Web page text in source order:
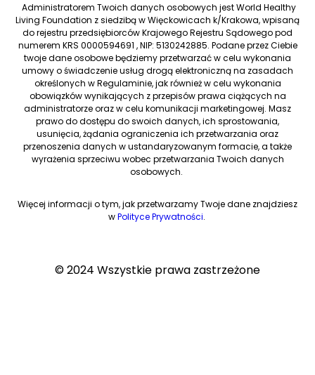
Administratorem Twoich danych osobowych jest World Healthy
Living Foundation z siedzibą w Więckowicach k/Krakowa, wpisaną
do rejestru przedsiębiorców Krajowego Rejestru Sądowego pod
numerem KRS 0000594691 , NIP: 5130242885. Podane przez Ciebie
twoje dane osobowe będziemy przetwarzać w celu wykonania
umowy o świadczenie usług drogą elektroniczną na zasadach
określonych w Regulaminie, jak również w celu wykonania
obowiązków wynikających z przepisów prawa ciążących na
administratorze oraz w celu komunikacji marketingowej. Masz
prawo do dostępu do swoich danych, ich sprostowania,
usunięcia, żądania ograniczenia ich przetwarzania oraz
przenoszenia danych w ustandaryzowanym formacie, a także
wyrażenia sprzeciwu wobec przetwarzania Twoich danych
osobowych.
Więcej informacji o tym, jak przetwarzamy Twoje dane znajdziesz
wPolityce Prywatności.
© 2024 Wszystkie prawa zastrzeżone